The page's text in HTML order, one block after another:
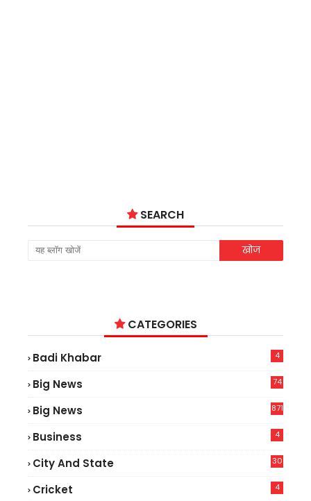
SEARCH
CATEGORIES
Badi Khabar 4
Big News
74
Big News 871
Business 4
City And State 30
Cricket 4